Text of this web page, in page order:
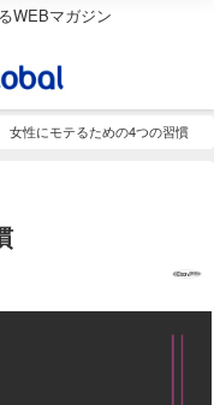
WEBマガジン
女性にモテるための4つの習慣